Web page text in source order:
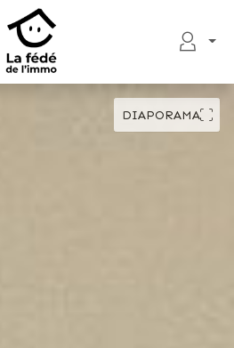
DIAPORAMA